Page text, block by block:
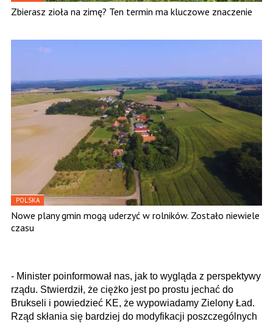
Zbierasz zioła na zimę? Ten termin ma kluczowe znaczenie
POLSKA
Nowe plany gmin mogą uderzyć w rolników. Zostało niewiele
czasu
- Minister poinformował nas, jak to wygląda z perspektywy
rządu. Stwierdził, że ciężko jest po prostu jechać do
Brukseli i powiedzieć KE, że wypowiadamy Zielony Ład.
Rząd skłania się bardziej do modyfikacji poszczególnych